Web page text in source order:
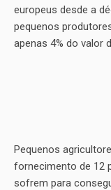
europeus desde a
pequenos
apenas 4% do valor
Pequenos
fornecimento de 12
sofrem para